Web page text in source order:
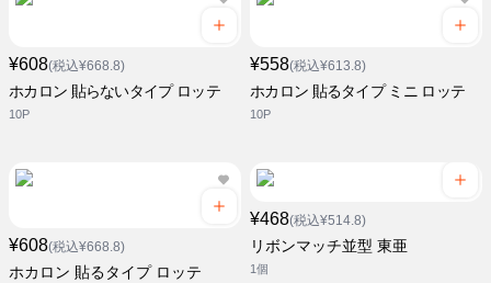
¥608(税込¥668.8)
ホカロン 貼らないタイプ ロッテ
10P
¥558(税込¥613.8)
ホカロン 貼るタイプ ミニ ロッテ
10P
¥608(税込¥668.8)
ホカロン 貼るタイプ ロッテ
¥468(税込¥514.8)
リボンマッチ並型 東亜
1個